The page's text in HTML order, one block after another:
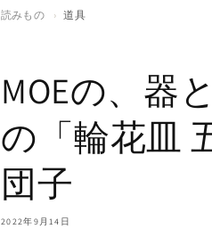
読みもの › 道具
MOEの、器
の「輪花皿
団子
2022年9月14日